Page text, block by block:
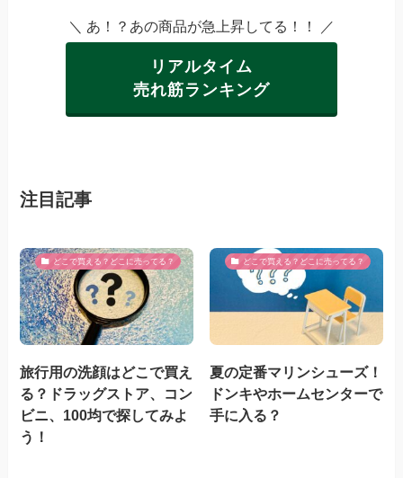
＼ あ！？あの商品が急上昇してる！！ ／
リアルタイム
売れ筋ランキング
注目記事
どこで買える？どこに売ってる？
旅行用の洗顔はどこで買え
る？ドラッグストア、コン
ビニ、100均で探してみよ
う！
どこで買える？どこに売ってる？
夏の定番マリンシューズ！
ドンキやホームセンターで
手に入る？